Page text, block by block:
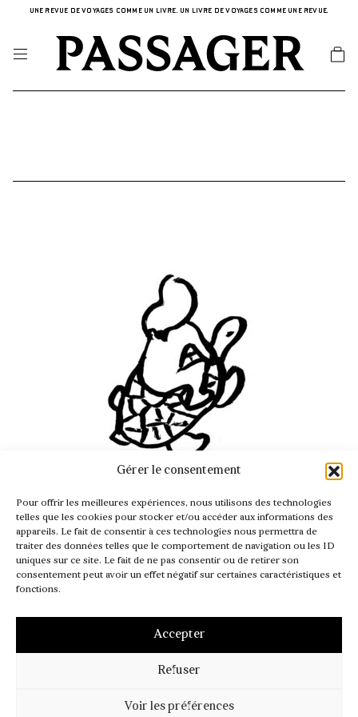
Gérer le consentement
Pour offrir les meilleures expériences, nous utilisons des technologies
telles que les cookies pour stocker et/ou accéder aux informations des
appareils. Le fait de consentir à ces technologies nous permettra de
traiter des données telles que le comportement de navigation ou les ID
uniques sur ce site. Le fait de ne pas consentir ou de retirer son
consentement peut avoir un effet négatif sur certaines caractéristiques et
fonctions.
Accepter
Refuser
Voir les préférences
UNE REVUE DE VOYAGES COMME UN LIVRE. UN LIVRE DE VOYAGES COMME UNE REVUE.
@REVUEPASSAGER
MENTIONS LÉGALES
POLITIQUE DE COOKIES (UE)